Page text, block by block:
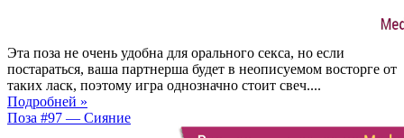
Эта поза не очень удобна для орального секса, но если
постараться, ваша партнерша будет в неописуемом восторге от
таких ласк, поэтому игра однозначно стоит свеч....
Подробней »
Поза #97 — Сияние